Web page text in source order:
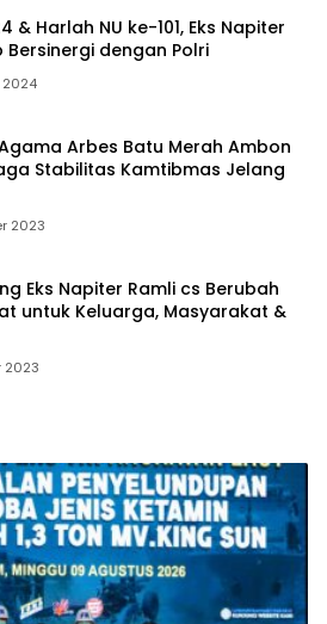
& Harlah NU ke-101, Eks Napiter
dengan Polri
2024
Arbes Batu Merah Ambon
Stabilitas Kamtibmas Jelang
2023
Eks Napiter Ramli cs Berubah
untuk Keluarga, Masyarakat &
2023